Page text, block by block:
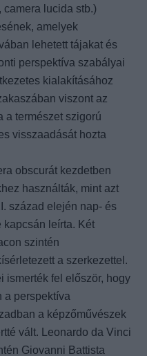
lucida stb.)
amelyek
lehetett tájakat és
perspektíva szabályai
kialakításához
viszont az
a természet szigorú
visszaadását hozta
obscurát kezdetben
használták, mint azt
század elején nap- és
kapcsán leírta. Két
szintén
a szerkezettel.
ismerték fel először, hogy
a perspektíva
a képzőművészek
vált. Leonardo da Vinci
Giovanni Battista